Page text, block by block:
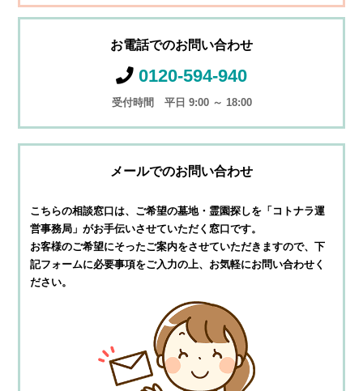
お電話でのお問い合わせ
0120-594-940
受付時間 平日 9:00 ～ 18:00
メールでのお問い合わせ
こちらの相談窓口は、ご希望の墓地・霊園探しを 「コトナラ運
営事務局」がお手伝いさせていただく窓口です。
お客様のご希望にそったご案内をさせていただきますので、下
記フォームに必要事項をご入力の上、お気軽にお問い合わせく
ださい。